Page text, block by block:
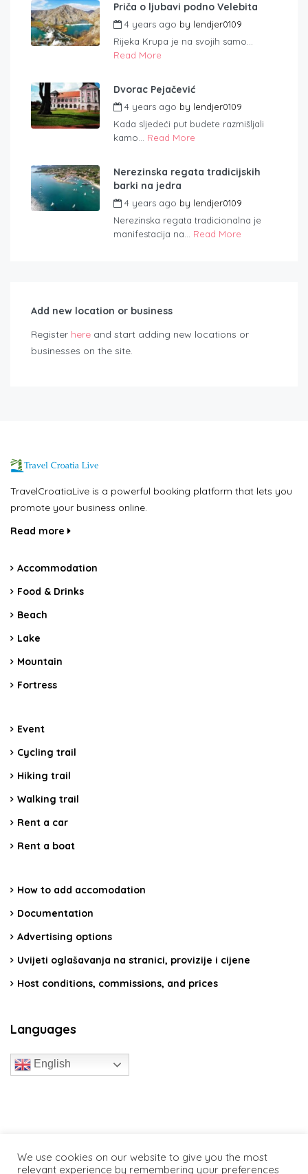
Priča o ljubavi podno Velebita
4 years ago by lendjer0109
Rijeka Krupa je na svojih samo...
Read More
Dvorac Pejačević
4 years ago by lendjer0109
Kada sljedeći put budete razmišljali
kamo... Read More
Nerezinska regata tradicijskih
barki na jedra
4 years ago by lendjer0109
Nerezinska regata tradicionalna je
manifestacija na... Read More
Add new location or business
Register here and start adding new locations or
businesses on the site.
TravelCroatiaLive is a powerful booking platform that lets you
promote your business online.
Read more
Accommodation
Food & Drinks
Beach
Lake
Mountain
Fortress
Event
Cycling trail
Hiking trail
Walking trail
Rent a car
Rent a boat
How to add accomodation
Documentation
Advertising options
Uvijeti oglašavanja na stranici, provizije i cijene
Host conditions, commissions, and prices
Languages
English
We use cookies on our website to give you the most
relevant experience by remembering your preferences